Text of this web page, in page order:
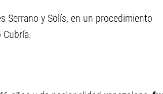
Serrano y Solís, en un procedimiento